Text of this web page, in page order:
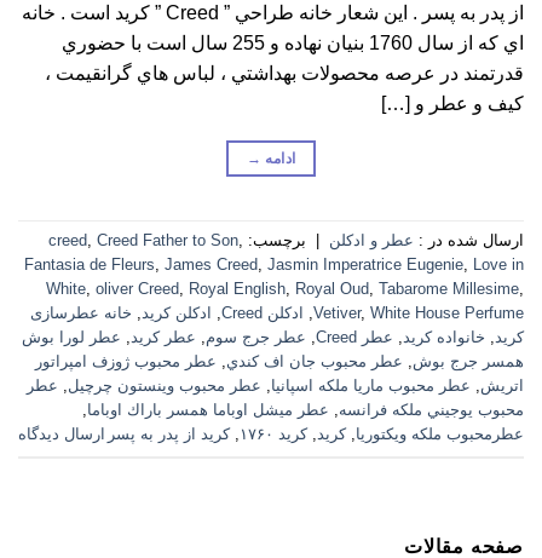
از پدر به پسر . اين شعار خانه طراحي ” Creed ” کرید است . خانه
اي كه از سال 1760 بنيان نهاده و 255 سال است با حضوري
قدرتمند در عرصه محصولات بهداشتي ، لباس هاي گرانقيمت ،
كيف و عطر و […]
ادامه →
ارسال شده در : عطر و ادکلن برچسب: creed, Creed Father to Son,
Fantasia de Fleurs, James Creed, Jasmin Imperatrice Eugenie, Love in
White, oliver Creed, Royal English, Royal Oud, Tabarome Millesime,
Vetiver, White House Perfume
, ادکلن Creed , ادکلن کرید, خانه عطرسازی
کرید, خانواده کرید, عطر Creed , عطر جرج سوم, عطر کرید, عطر لورا بوش
همسر جرج بوش, عطر محبوب جان اف كندي, عطر محبوب ژوزف امپراتور
اتريش, عطر محبوب ماريا ملكه اسپانيا, عطر محبوب وينستون چرچيل, عطر
محبوب يوجيني ملكه فرانسه, عطر ميشل اوباما همسر باراك اوباما,
عطرمحبوب ملكه ويكتوريا,کرید,کرید ۱۷۶۰ ,کرید از پدر به پسر ارسال دیدگاه
صفحه مقالات